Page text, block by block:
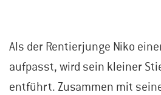
Als der Rentierjunge Niko
aufpasst, wird sein kleiner
entführt. Zusammen mit